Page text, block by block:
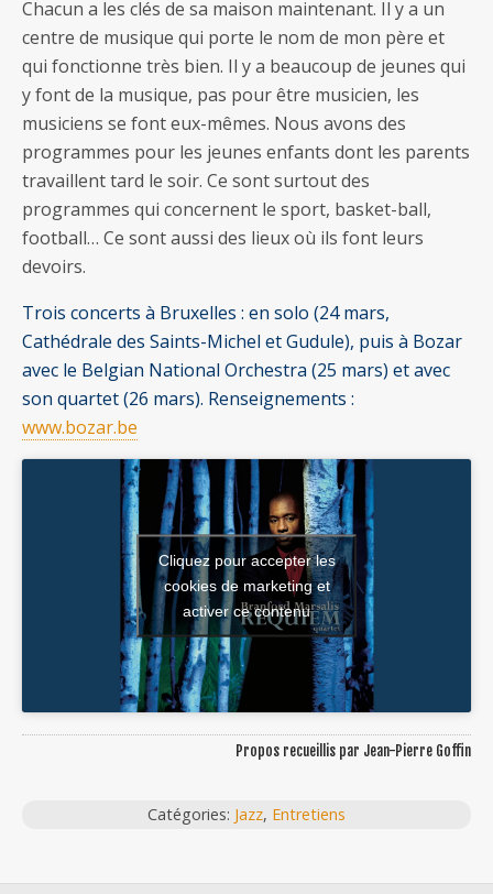
Chacun a les clés de sa maison maintenant. Il y a un
centre de musique qui porte le nom de mon père et
qui fonctionne très bien. Il y a beaucoup de jeunes qui
y font de la musique, pas pour être musicien, les
musiciens se font eux-mêmes. Nous avons des
programmes pour les jeunes enfants dont les parents
travaillent tard le soir. Ce sont surtout des
programmes qui concernent le sport, basket-ball,
football… Ce sont aussi des lieux où ils font leurs
devoirs.
Trois concerts à Bruxelles : en solo (24 mars,
Cathédrale des Saints-Michel et Gudule), puis à Bozar
avec le Belgian National Orchestra (25 mars) et avec
son quartet (26 mars). Renseignements :
www.bozar.be
Cliquez pour accepter les
cookies de marketing et
activer ce contenu
Propos recueillis par Jean-Pierre Goffin
Catégories: Jazz, Entretiens